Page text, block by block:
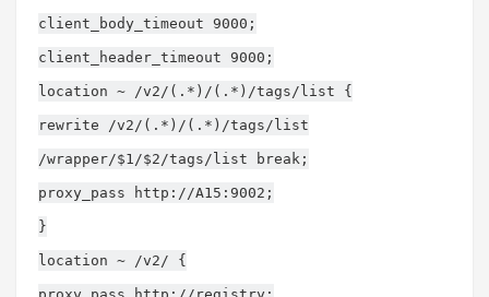
client_body_timeout 9000;
client_header_timeout 9000;
location ~ /v2/(.*)/(.*)/tags/list {
rewrite /v2/(.*)/(.*)/tags/list
/wrapper/$1/$2/tags/list break;
proxy_pass http://A15:9002;
}
location ~ /v2/ {